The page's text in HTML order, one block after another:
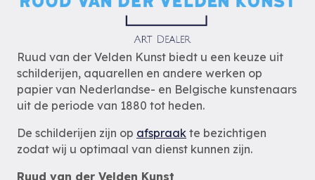
Ruud van der Velden Kunst biedt u een keuze uit
schilderijen, aquarellen en andere werken op
papier van Nederlandse- en Belgische kunstenaars
uit de periode van 1880 tot heden.
De schilderijen zijn op afspraak te bezichtigen
zodat wij u optimaal van dienst kunnen zijn.
Ruud van der Velden Kunst